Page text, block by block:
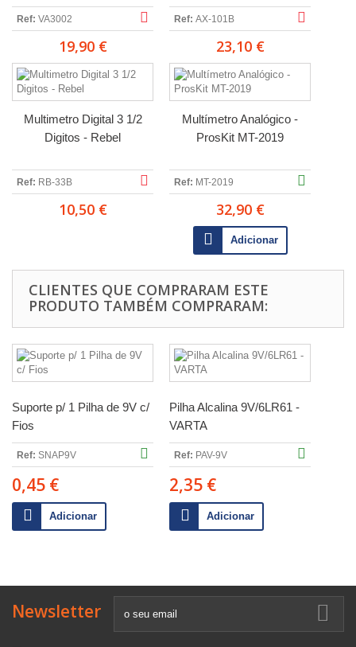
Ref: VA3002
19,90 €
Ref: AX-101B
23,10 €
Multimetro Digital 3 1/2
Digitos - Rebel
Ref: RB-33B
10,50 €
Multímetro Analógico -
ProsKit MT-2019
Ref: MT-2019
32,90 €
Adicionar
CLIENTES QUE COMPRARAM ESTE
PRODUTO TAMBÉM COMPRARAM:
Suporte p/ 1 Pilha de 9V c/
Fios
Ref: SNAP9V
0,45 €
Adicionar
Pilha Alcalina 9V/6LR61 -
VARTA
Ref: PAV-9V
2,35 €
Adicionar
Newsletter